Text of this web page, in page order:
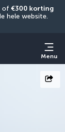
of €300 korting
Menu